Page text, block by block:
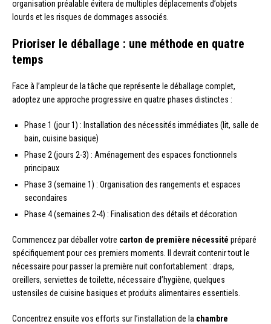
organisation préalable évitera de multiples déplacements d’objets
lourds et les risques de dommages associés.
Prioriser le déballage : une méthode en quatre
temps
Face à l’ampleur de la tâche que représente le déballage complet,
adoptez une approche progressive en quatre phases distinctes :
Phase 1 (jour 1) : Installation des nécessités immédiates (lit, salle de
bain, cuisine basique)
Phase 2 (jours 2-3) : Aménagement des espaces fonctionnels
principaux
Phase 3 (semaine 1) : Organisation des rangements et espaces
secondaires
Phase 4 (semaines 2-4) : Finalisation des détails et décoration
Commencez par déballer votre carton de première nécessité préparé
spécifiquement pour ces premiers moments. Il devrait contenir tout le
nécessaire pour passer la première nuit confortablement : draps,
oreillers, serviettes de toilette, nécessaire d’hygiène, quelques
ustensiles de cuisine basiques et produits alimentaires essentiels.
Concentrez ensuite vos efforts sur l’installation de la chambre